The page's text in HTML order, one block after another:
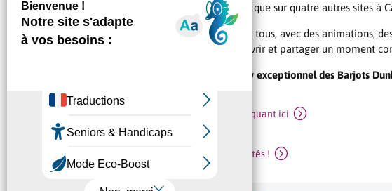
Plaine des Sports à Mauguio, ainsi que sur quatre autres sites à
Une journée 100% sport, ouverte à tous, avec des animations,
nouveautés ! Venez bouger, découvrir et partager un moment
Et ne manquez surtout pas le show exceptionnel des Barjots
Retrouvez tout le programme en cliquant ici
Inscrivez-vous aux différentes activités !